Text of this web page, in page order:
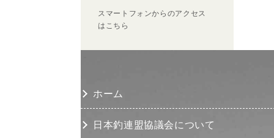
スマートフォンからのアクセス
はこちら
ホーム
日本釣連盟協議会について